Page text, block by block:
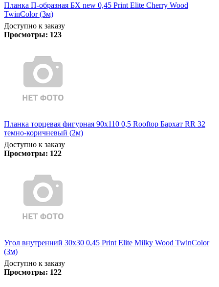
Планка П-образная БХ new 0,45 Print Elite Cherry Wood
TwinColor (3м)
Доступно к заказу
Просмотры: 123
Планка торцевая фигурная 90х110 0,5 Rooftop Бархат RR 32
темно-коричневый (2м)
Доступно к заказу
Просмотры: 122
Угол внутренний 30х30 0,45 Print Elite Milky Wood TwinColor
(3м)
Доступно к заказу
Просмотры: 122